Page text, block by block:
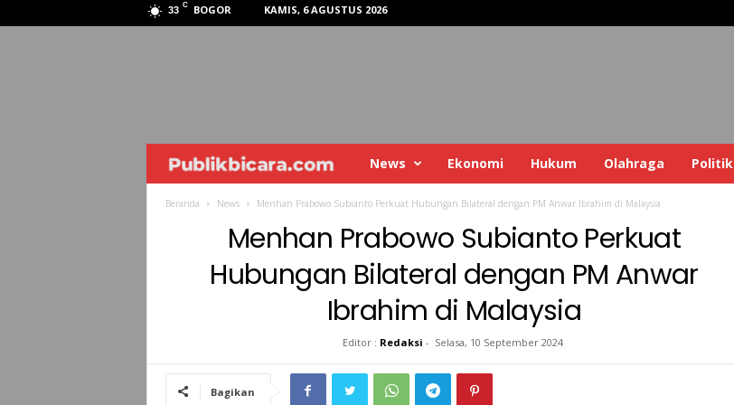
33 C BOGOR KAMIS, 6 AGUSTUS 2026
U
B
L
K
News Ekonomi Hukum Olahraga Politik
Beranda News Menhan Prabowo Subianto Perkuat Hubungan Bilateral dengan PM Anwar Ibrahim di Malaysia
Menhan Prabowo Subianto Perkuat
Hubungan Bilateral dengan PM Anwar
Ibrahim di Malaysia
Editor : Redaksi - Selasa, 10 September 2024
Bagikan